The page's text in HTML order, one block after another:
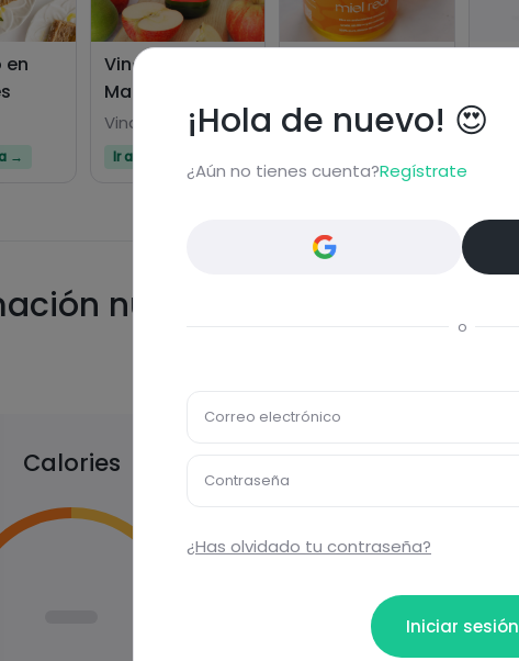
en
→
Vinagre Real de
Manzana
Vinagres
Ir a la tienda →
nutricional
Calories
proteins
¡Hola de nuevo! 😍
¿Aún no tienes cuenta?Regístrate
o
Correo electrónico
Contraseña
¿Has olvidado tu contraseña?
Iniciar sesión